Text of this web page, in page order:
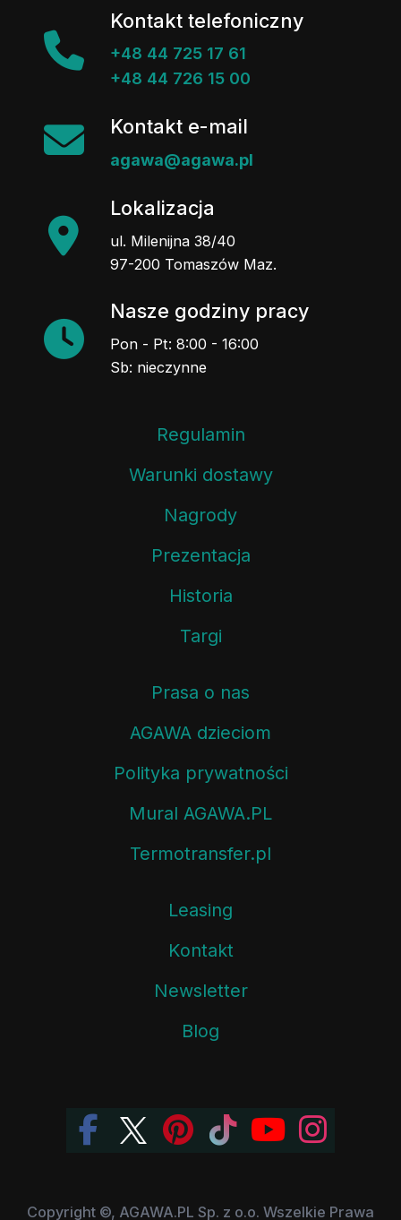
Kontakt telefoniczny
+48 44 725 17 61
+48 44 726 15 00
Kontakt e-mail
agawa@agawa.pl
Lokalizacja
ul. Milenijna 38/40
97-200 Tomaszów Maz.
Nasze godziny pracy
Pon - Pt: 8:00 - 16:00
Sb: nieczynne
Regulamin
Warunki dostawy
Nagrody
Prezentacja
Historia
Targi
Prasa o nas
AGAWA dzieciom
Polityka prywatności
Mural AGAWA.PL
Termotransfer.pl
Leasing
Kontakt
Newsletter
Blog
Copyright ©, AGAWA.PL Sp. z o.o. Wszelkie Prawa